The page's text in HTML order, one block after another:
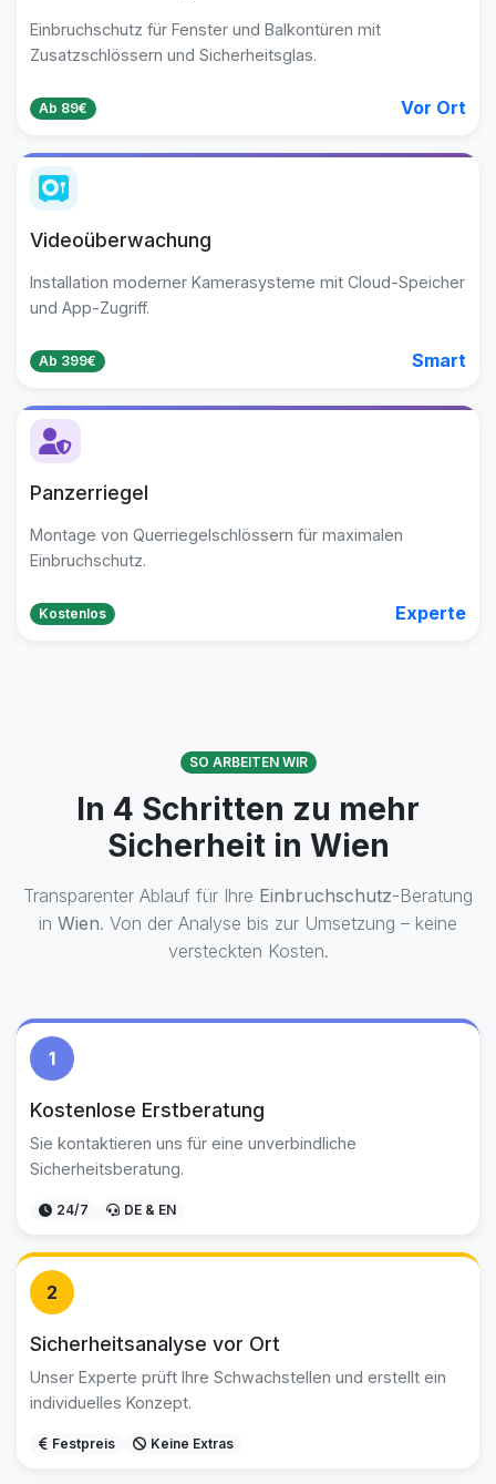
Einbruchschutz für Fenster und Balkontüren mit
Zusatzschlössern und Sicherheitsglas.
Ab 89€ Vor Ort
Videoüberwachung
Installation moderner Kamerasysteme mit Cloud-Speicher
und App-Zugriff.
Ab 399€ Smart
Panzerriegel
Montage von Querriegelschlössern für maximalen
Einbruchschutz.
Kostenlos Experte
SO ARBEITEN WIR
In 4 Schritten zu mehr
Sicherheit in Wien
Transparenter Ablauf für Ihre Einbruchschutz-Beratung
in Wien. Von der Analyse bis zur Umsetzung – keine
versteckten Kosten.
1
Kostenlose Erstberatung
Sie kontaktieren uns für eine unverbindliche
Sicherheitsberatung.
24/7 DE & EN
2
Sicherheitsanalyse vor Ort
Unser Experte prüft Ihre Schwachstellen und erstellt ein
individuelles Konzept.
Festpreis Keine Extras